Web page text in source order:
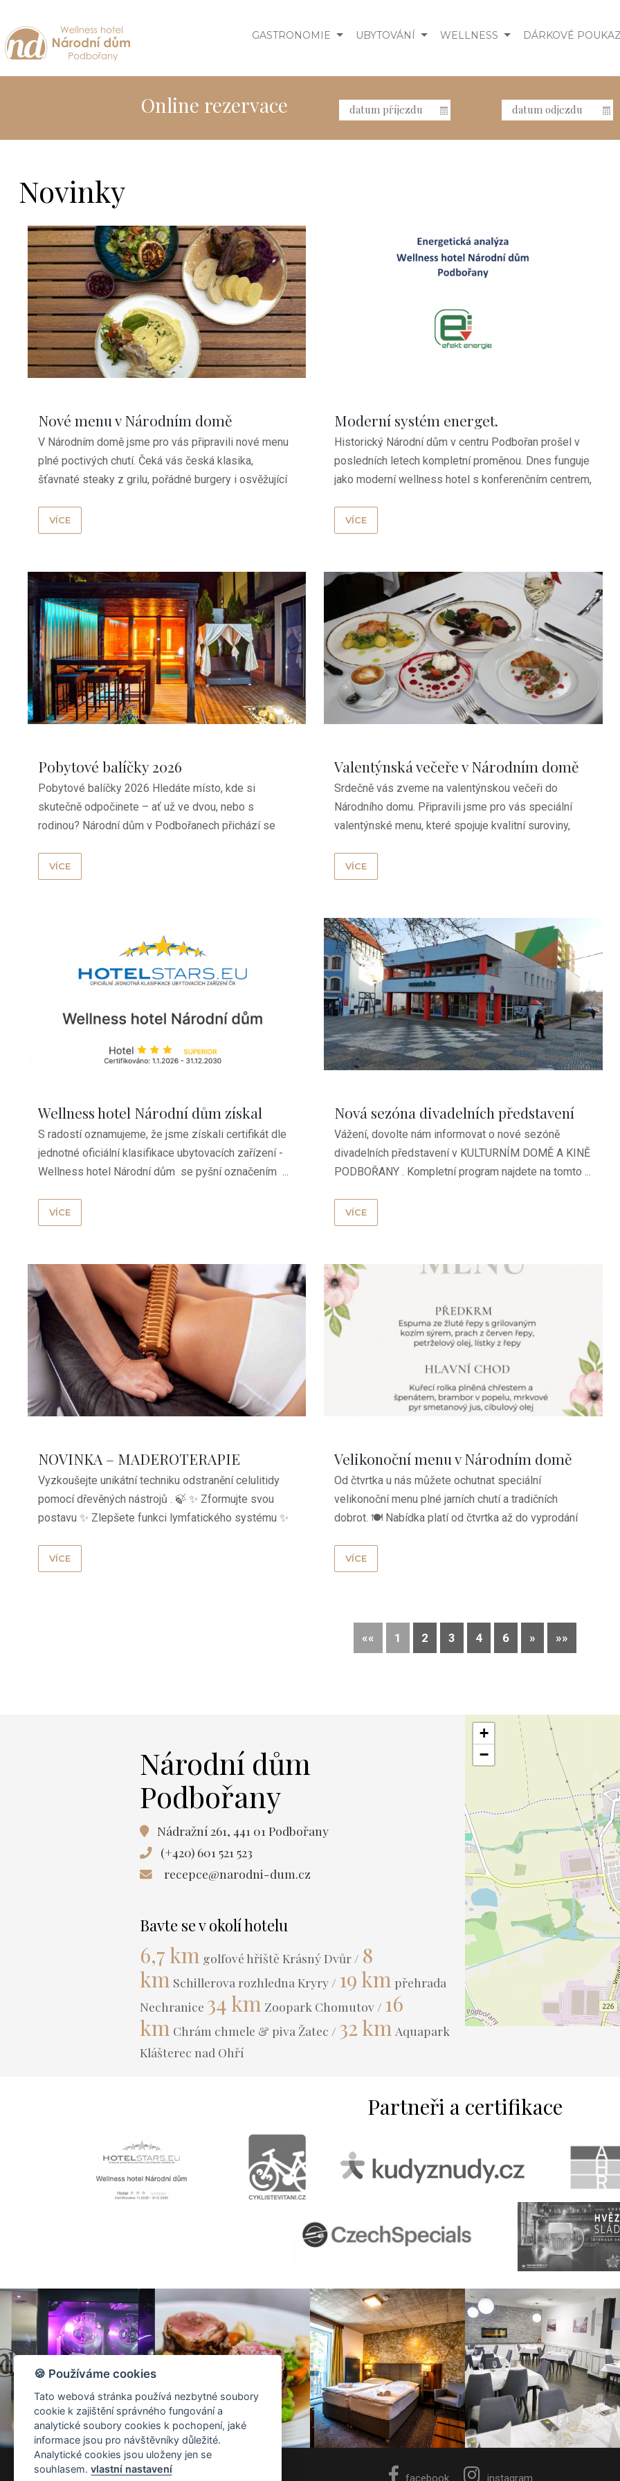
GASTRONOMIE UBYTOVÁNÍ WELLNESS DÁRKOVÉ
Online rezervace
Novinky
Nové menu v Národním domě
V Národním domě jsme pro vás připravili nové menu
plné poctivých chutí. Čeká vás česká klasika,
šťavnaté steaky z grilu, pořádné burgery i osvěžující
VÍCE
Moderní systém energet.
managementu
Historický Národní dům v centru Podbořan prošel v
posledních letech kompletní proměnou. Dnes funguje
jako moderní wellness hotel s konferenčním centrem,
VÍCE
Pobytové balíčky 2026
Pobytové balíčky 2026 Hledáte místo, kde si
skutečně odpočinete – ať už ve dvou, nebo s
rodinou? Národní dům v Podbořanech přichází se
VÍCE
Valentýnská večeře v Národním domě
Srdečně vás zveme na valentýnskou večeři do
Národního domu. Připravili jsme pro vás speciální
valentýnské menu, které spojuje kvalitní suroviny,
VÍCE
Wellness hotel Národní dům získal
oficiální certifikaci Hotelstars
S radostí oznamujeme, že jsme získali certifikát dle
jednotné oficiální klasifikace ubytovacích zařízení -
Wellness hotel Národní dům se pyšní označením ...
VÍCE
Nová sezóna divadelních představení
Vážení, dovolte nám informovat o nové sezóně
divadelních představení v KULTURNÍM DOMĚ A KINĚ
PODBOŘANY . Kompletní program najdete na tomto ...
VÍCE
NOVINKA – MADEROTERAPIE
Vyzkoušejte unikátní techniku odstranění celulitidy
pomocí dřevěných nástrojů . 🍃 ✨ Zformujte svou
postavu ✨ Zlepšete funkci lymfatického systému ✨
VÍCE
Velikonoční menu v Národním domě
Od čtvrtka u nás můžete ochutnat speciální
velikonoční menu plné jarních chutí a tradičních
dobrot. 🍽️ Nabídka platí od čtvrtka až do vyprodání
VÍCE
«« 1 2 3 4 6 » »»
Národní dům
Podbořany
Nádražní 261, 441 01 Podbořany
(+420) 601 521 523
recepce@narodni-dum.cz
Bavte se v okolí hotelu
6,7 km golfové hřiště Krásný Dvůr / 8
km Schillerova rozhledna Kryry / 19 km přehrada
Nechranice 34 km Zoopark Chomutov / 16
km Chrám chmele & piva Žatec / 32 km Aquapark
Klášterec nad Ohří
+
−
Partneři a certifikace
facebook instagram
🍪 Používáme cookies
Tato webová stránka používá nezbytné soubory
cookie k zajištění správného fungování a
analytické soubory cookies k pochopení, jaké
informace jsou pro návštěvníky důležité.
Analytické cookies jsou uloženy jen se
souhlasem. vlastní nastavení